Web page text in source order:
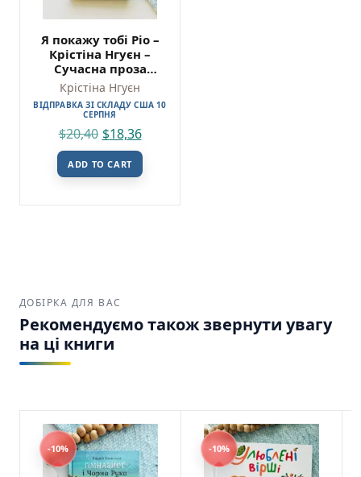
Я покажу тобі Ріо –
Крістіна Нгуєн –
Сучасна проза
України – Фабула
Крістіна Нгуєн
ВІДПРАВКА ЗІ СКЛАДУ США 10
СЕРПНЯ
$20,40 $18,36
ADD TO CART
ДОБІРКА ДЛЯ ВАС
Рекомендуємо також звернути увагу
на ці книги
-10% -10%